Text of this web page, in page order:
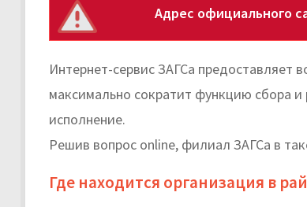
Адрес официального
Интернет-сервис ЗАГСа предоставляет
максимально сократит функцию сбора
исполнение.
Решив вопрос online, филиал ЗАГСа в
Где находится организация в